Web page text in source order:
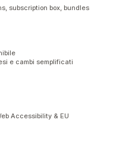
subscription box, bundles
e cambi semplificati
Accessibility & EU